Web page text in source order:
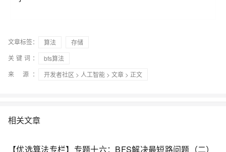
文章标签： 算法
存储
关键词：
bfs算法
来 源：
开发者社区 > 人工智能 > 文章 > 正文
相关文章
【优选算法专栏】专题十六：BFS解决最短路问题（二）